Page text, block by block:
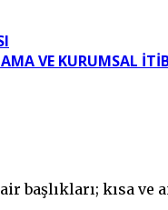
VE KURUMSAL
başlıkları; kısa